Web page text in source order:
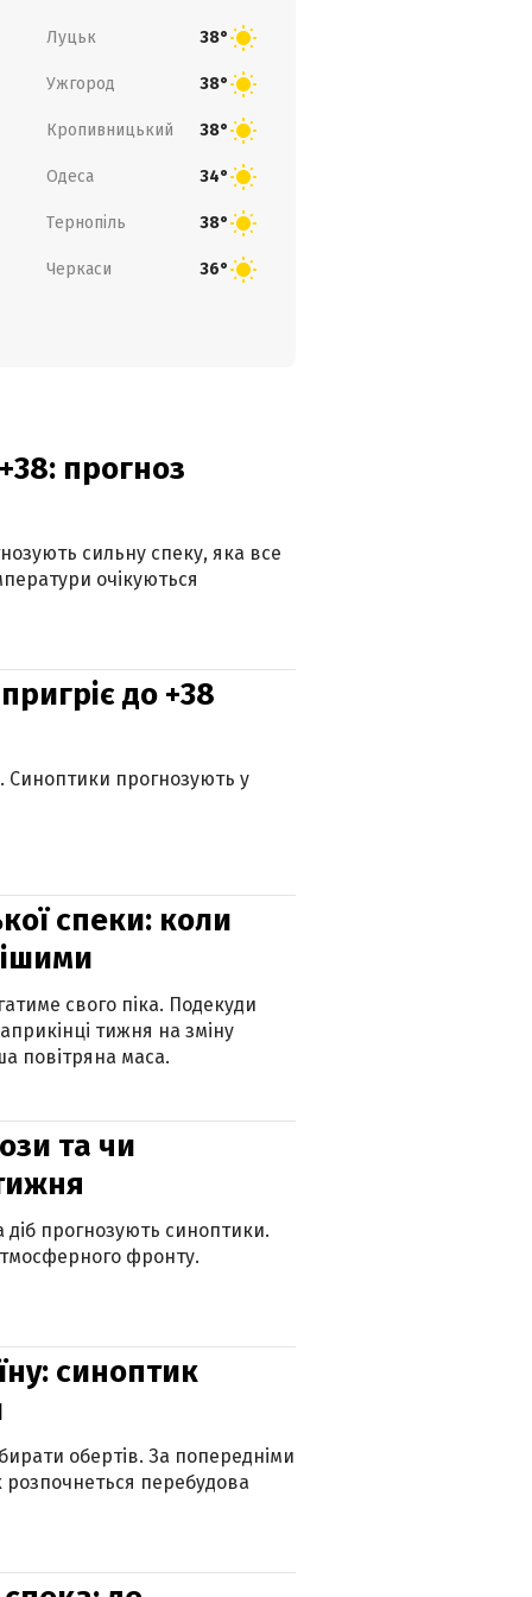
Луцьк 38°
Ужгород 38°
Кропивницький 38°
Одеса 34°
Тернопіль 38°
Черкаси 36°
прогноз
сильну спеку, яка все
очікуються
до +38
Синоптики прогнозують у
спеки: коли
свого піка. Подекуди
тижня на зміну
повітряна маса.
та чи
діб прогнозують синоптики.
фронту.
синоптик
обертів. За попередніми
перебудова